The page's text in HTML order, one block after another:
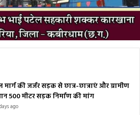
की जर्जर सड़क से छात्र-छात्राएं और ग्रामीण
500 मीटर सड़क निर्माण की मांग
ago